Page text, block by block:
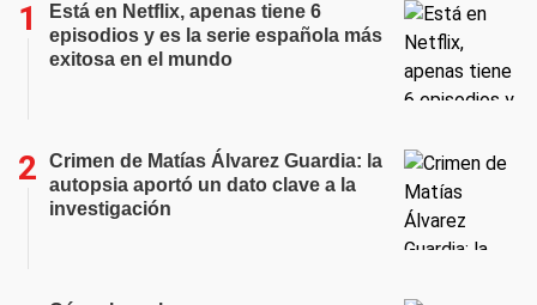
Está en Netflix, apenas tiene 6
episodios y es la serie española más
exitosa en el mundo
Crimen de Matías Álvarez Guardia: la
autopsia aportó un dato clave a la
investigación